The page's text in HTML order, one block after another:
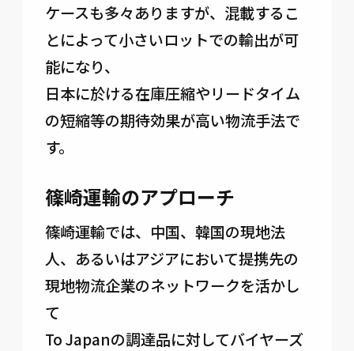
ケースも多々ありますが、混載するこ
とによって小さいロットでの輸出が可
能になり、
日本に於ける在庫圧縮やリードタイム
の短縮等の期待効果が高い物流手法で
す。
篠崎運輸のアプローチ
篠崎運輸では、中国、韓国の現地法
人、あるいはアジアにおいて提携先の
現地物流企業のネットワークを活かし
て
To Japanの調達品に対してバイヤーズ